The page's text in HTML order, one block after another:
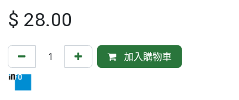
$ 28.00
加入購物車